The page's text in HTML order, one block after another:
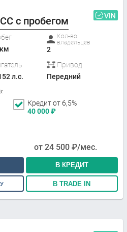
с пробегом VIN
Кол-во
владельцев
2
л.с.
Привод
Передний
Кредит от 6,5%
40 000₽
от 24 500 ₽/мес.
В КРЕДИТ
В TRADE IN